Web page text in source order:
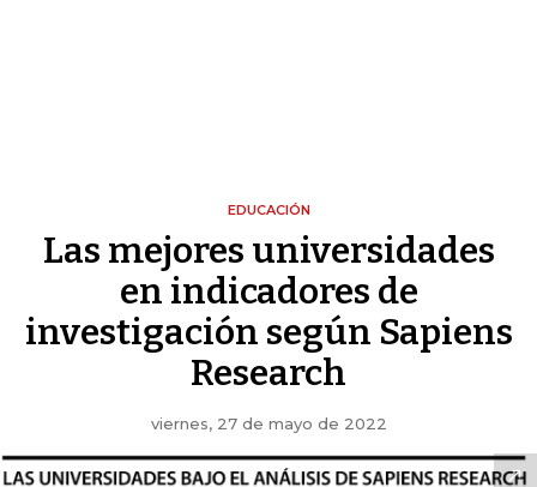
EDUCACIÓN
Las mejores universidades
en indicadores de
investigación según Sapiens
Research
viernes, 27 de mayo de 2022